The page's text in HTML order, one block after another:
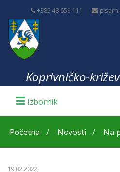
+385 48 658 111
Koprivničko-
Početna Novosti Na
19.02.2022.